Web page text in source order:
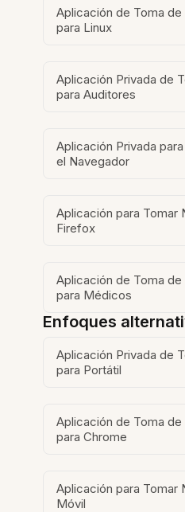
Aplicación de Toma
para Linux
Aplicación Privada de
para Auditores
Aplicación Privada
el Navegador
Aplicación para Tomar
Firefox
Aplicación de Toma de
para Médicos
Enfoques
Aplicación Privada de
para Portátil
Aplicación de Toma
para Chrome
Aplicación para Tomar
Móvil